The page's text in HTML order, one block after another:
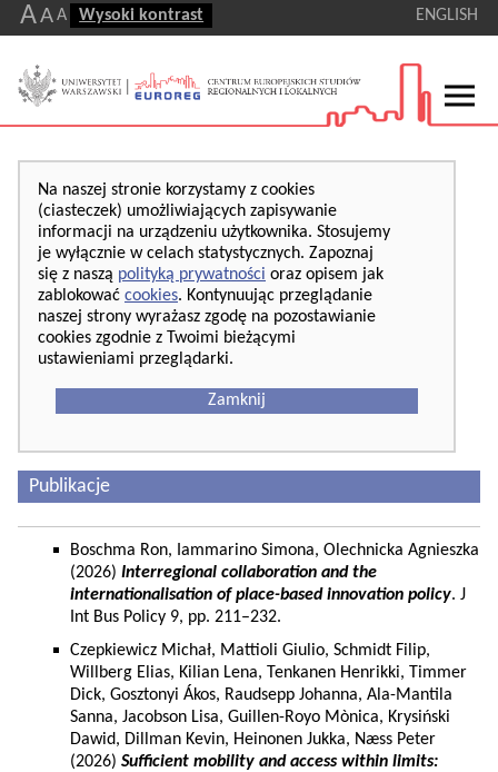
AA A Wysoki kontrast ENGLISH
Na naszej stronie korzystamy z cookies
(ciasteczek) umożliwiających zapisywanie
informacji na urządzeniu użytkownika. Stosujemy
je wyłącznie w celach statystycznych. Zapoznaj
się z naszą polityką prywatności oraz opisem jak
zablokować cookies. Kontynuując przeglądanie
naszej strony wyrażasz zgodę na pozostawianie
cookies zgodnie z Twoimi bieżącymi
ustawieniami przeglądarki.
Zamknij
Publikacje
Boschma Ron, Iammarino Simona, Olechnicka Agnieszka
(2026) Interregional collaboration and the
internationalisation of place-based innovation policy. J
Int Bus Policy 9, pp. 211–232.
Czepkiewicz Michał, Mattioli Giulio, Schmidt Filip,
Willberg Elias, Kilian Lena, Tenkanen Henrikki, Timmer
Dick, Gosztonyi Ákos, Raudsepp Johanna, Ala-Mantila
Sanna, Jacobson Lisa, Guillen-Royo Mònica, Krysiński
Dawid, Dillman Kevin, Heinonen Jukka, Næss Peter
(2026) Sufficient mobility and access within limits: